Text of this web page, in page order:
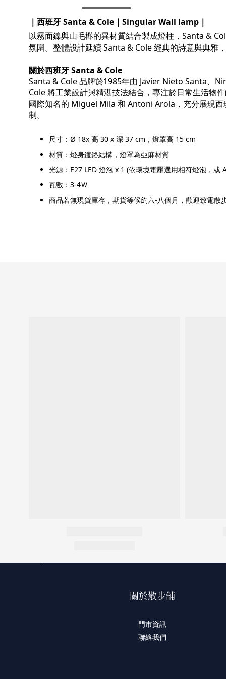
｜西班牙 Santa & Cole｜ Singular Wall lamp ｜
以霧面鎳與山毛櫸的異材質結合製成燈柱，Santa &
氛圍。整體設計延續 Santa & Cole 經典的詩意與典雅
關於西班牙 Santa & Cole
Santa & Cole 品牌於1985年由 Javier Nieto Santa、
Cole 將工業設計與精湛技法結合，專注於日常生活物
國際知名的 Miguel Mila 和 Antoni Arola，充分展現西
制。
尺寸：Ø 18x 高 30 x 深 37 cm，燈罩高 15 cm
材質：燈身鍍鉻結構，燈罩為亞麻材質
光源：E27 LED 燈泡 x 1 (依環境電壓選用相符燈泡，或
瓦數：3-4Ｗ
商品若無現貨庫存，期貨等候約六-八個月，歡迎致電
關於散步舖
門市資訊
聯絡我們